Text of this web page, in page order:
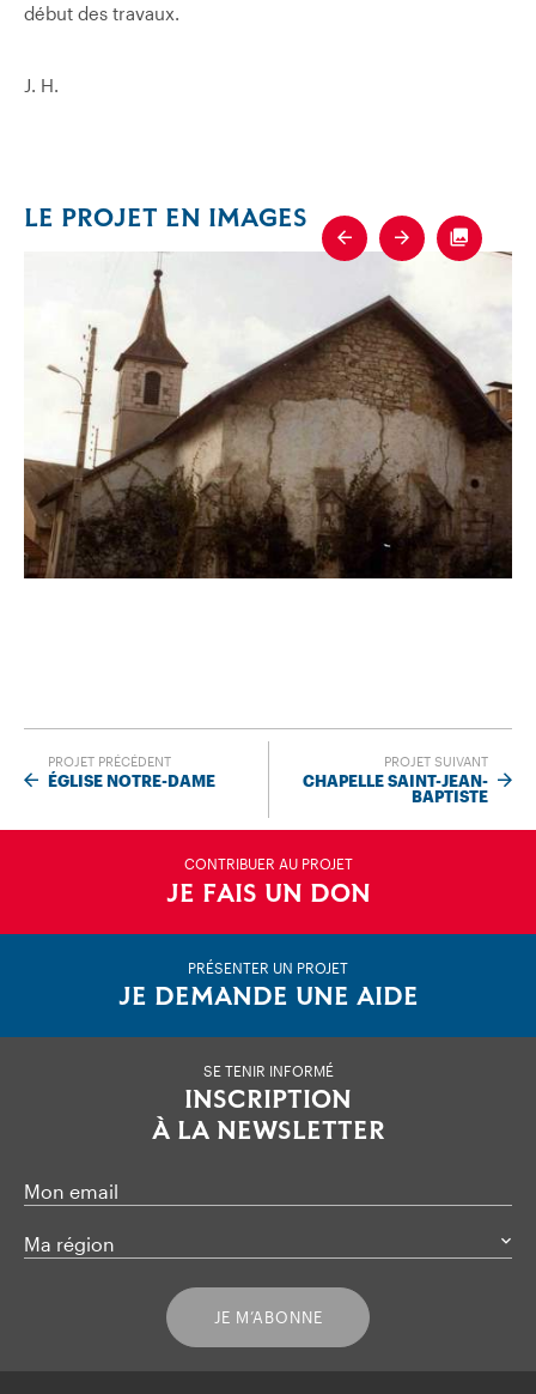
début des travaux.
J. H.
LE PROJET EN IMAGES
Previous
Next
PROJET PRÉCÉDENT
ÉGLISE NOTRE-DAME
PROJET SUIVANT
CHAPELLE SAINT-JEAN-
BAPTISTE
CONTRIBUER AU PROJET
JE FAIS UN DON
PRÉSENTER UN PROJET
JE DEMANDE UNE AIDE
SE TENIR INFORMÉ
INSCRIPTION
À LA NEWSLETTER
Mon email
Ma région
JE M’ABONNE